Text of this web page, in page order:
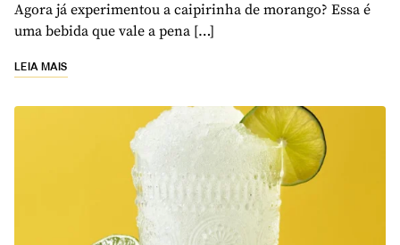
Agora já experimentou a caipirinha de morango? Essa é
uma bebida que vale a pena […]
LEIA MAIS